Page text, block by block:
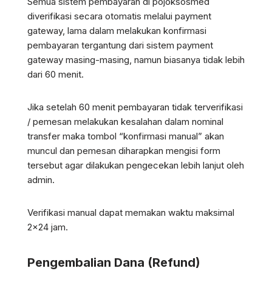
diverifikasi secara otomatis melalui payment
gateway, lama dalam melakukan konfirmasi
pembayaran tergantung dari sistem payment
gateway masing-masing, namun biasanya tidak lebih
dari 60 menit.
Jika setelah 60 menit pembayaran tidak terverifikasi
/ pemesan melakukan kesalahan dalam nominal
transfer maka tombol “konfirmasi manual” akan
muncul dan pemesan diharapkan mengisi form
tersebut agar dilakukan pengecekan lebih lanjut oleh
admin.
Verifikasi manual dapat memakan waktu maksimal
2×24 jam.
Pengembalian Dana (Refund)